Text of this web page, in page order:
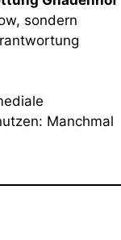
sondern
Manchmal